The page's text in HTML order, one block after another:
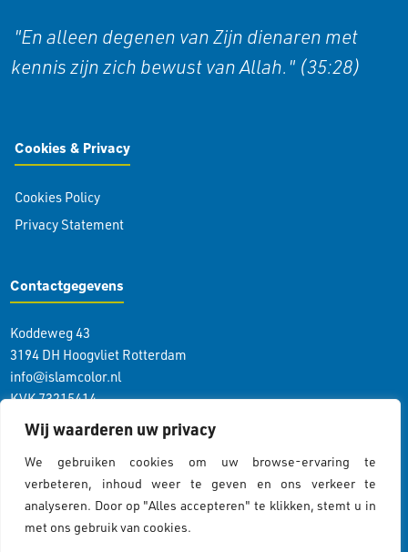
Wij waarderen uw privacy
We gebruiken cookies om uw browse-ervaring te
verbeteren, inhoud weer te geven en ons verkeer te
analyseren. Door op "Alles accepteren" te klikken, stemt u in
met ons gebruik van cookies.
"En alleen degenen van Zijn dienaren met
kennis zijn zich bewust van Allah." (35:28)
Cookies & Privacy
Cookies Policy
Privacy Statement
Contactgegevens
Koddeweg 43
3194 DH Hoogvliet Rotterdam
info@islamcolor.nl
KVK 73215414
RSIN 859403865
Volg ons